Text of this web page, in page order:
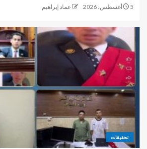
5 أغسطس، 2026 عماد إبراهيم
تحقيقات